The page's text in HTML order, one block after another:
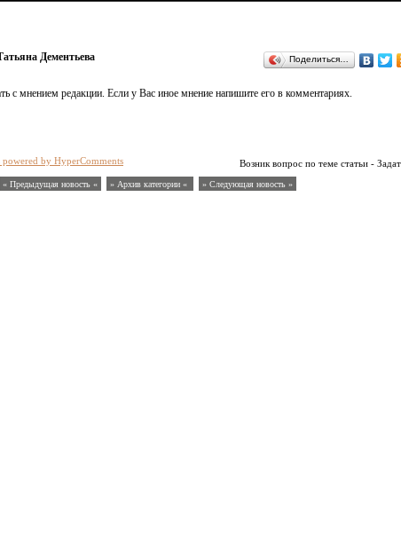
Дементьева Поделиться…
с мнением редакции. Если у Вас иное мнение напишите его в комментариях.
Возник вопрос по теме статьи -
powered by HyperComments
« Предыдущая новость « » Архив категории « » Следующая новость »